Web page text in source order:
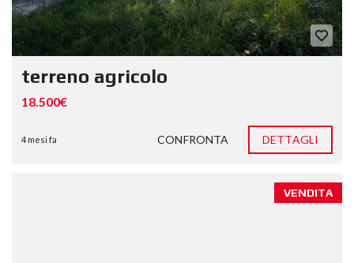
terreno agricolo
18.500€
4 mesi fa CONFRONTA DETTAGLI
VENDITA